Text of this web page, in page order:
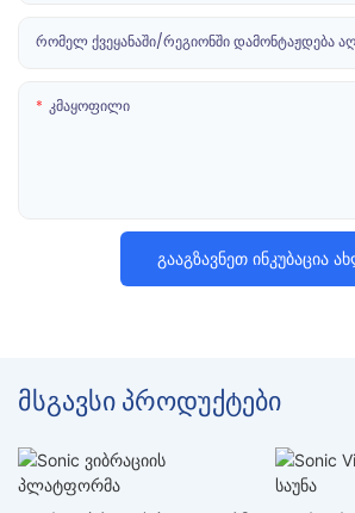
Რომელ Ქვეყანაში/რეგიონში Დამონტაჟდება
Კმაყოფილი
Გააგზავნეთ Ინკუბაცია
მსგავსი პროდუქტები